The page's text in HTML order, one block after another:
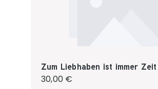
Zum Liebhaben ist immer Zeit
Regulärer Preis:
30,00 €